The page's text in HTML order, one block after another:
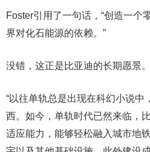
Foster引用了一句话，“创造一个
界对化石能源的依赖。”
没错，这正是比亚迪的长期愿景。
“以往单轨总是出现在科幻小说中
西。如今，单轨时代已然来临，
适应能力，能够轻松融入城市地